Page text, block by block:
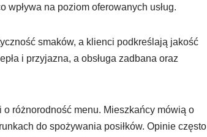
wpływa na poziom oferowanych usług.
smaków, a klienci podkreślają jakość
i przyjazna, a obsługa zadbana oraz
różnorodność menu. Mieszkańcy mówią o
do spożywania posiłków. Opinie często